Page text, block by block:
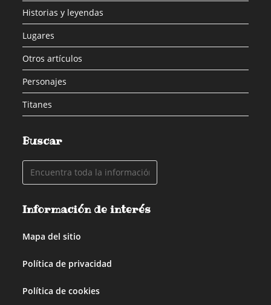
Historias y leyendas
Lugares
Otros artículos
Personajes
Titanes
Buscar
Información de interés
Mapa del sitio
Política de privacidad
Política de cookies